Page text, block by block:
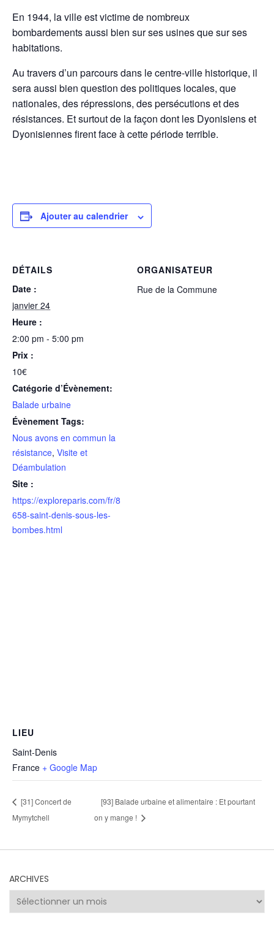
En 1944, la ville est victime de nombreux
bombardements aussi bien sur ses usines que sur ses
habitations.
Au travers d’un parcours dans le centre-ville historique, il
sera aussi bien question des politiques locales, que
nationales, des répressions, des persécutions et des
résistances. Et surtout de la façon dont les Dyonisiens et
Dyonisiennes firent face à cette période terrible.
Ajouter au calendrier
DÉTAILS
Date :
janvier 24
Heure :
2:00 pm - 5:00 pm
Prix :
10€
Catégorie d’Évènement:
Balade urbaine
Évènement Tags:
Nous avons en commun la
résistance, Visite et
Déambulation
Site :
https://exploreparis.com/fr/8
658-saint-denis-sous-les-
bombes.html
ORGANISATEUR
Rue de la Commune
LIEU
Saint-Denis
France + Google Map
[31] Concert de
Mymytchell
[93] Balade urbaine et alimentaire : Et pourtant
on y mange !
ARCHIVES
Archives